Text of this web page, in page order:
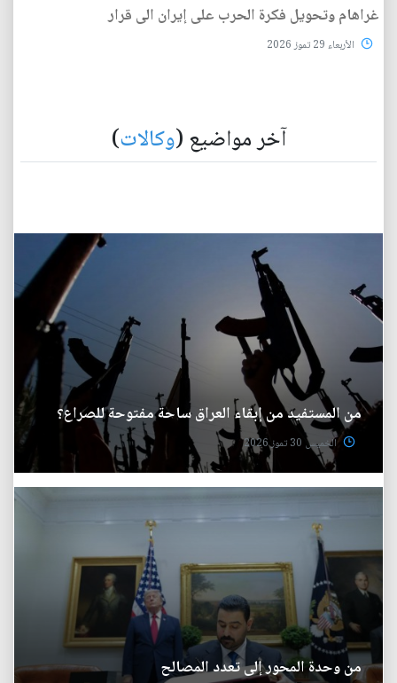
غراهام وتحويل فكرة الحرب على إيران الى قرار
الأربعاء 29 تموز 2026
آخر مواضيع (وكالات)
من المستفيد من إبقاء العراق ساحة مفتوحة للصراع؟
الخميس 30 تموز 2026
من وحدة المحور إلى تعدد المصالح